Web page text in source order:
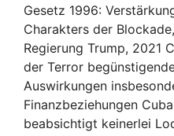
Gesetz 1996:
Charakters der
Regierung Trump, 2021
der Terror
Auswirkungen
Finanzbeziehungen
beabsichtigt keinerlei